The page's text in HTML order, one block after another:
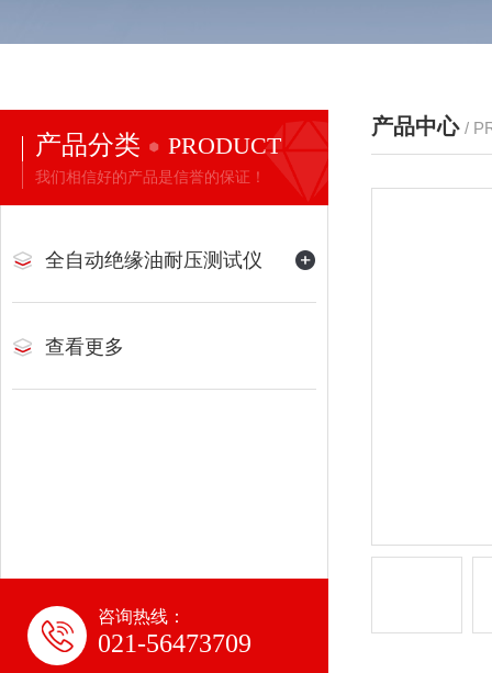
产品分类 PRODUCT
我们相信好的产品是信誉的保证！
全自动绝缘油耐压测试仪
查看更多
咨询热线：
021-56473709
产品中心 /